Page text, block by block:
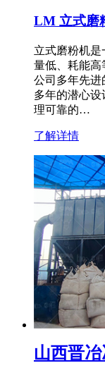
LM 立式磨
立式磨粉机
量低、耗能高
公司多年先进
多年的潜心
理可靠的…
了解详情
山西晋冶